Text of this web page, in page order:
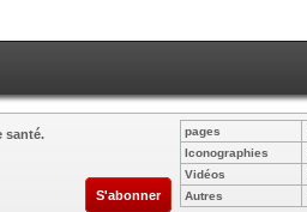
santé.
S'abonner
pages
Iconographies
Vidéos
Autres